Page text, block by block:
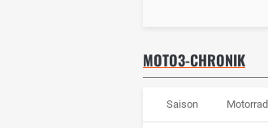
MOTO3-CHRONIK
Saison Motorrad